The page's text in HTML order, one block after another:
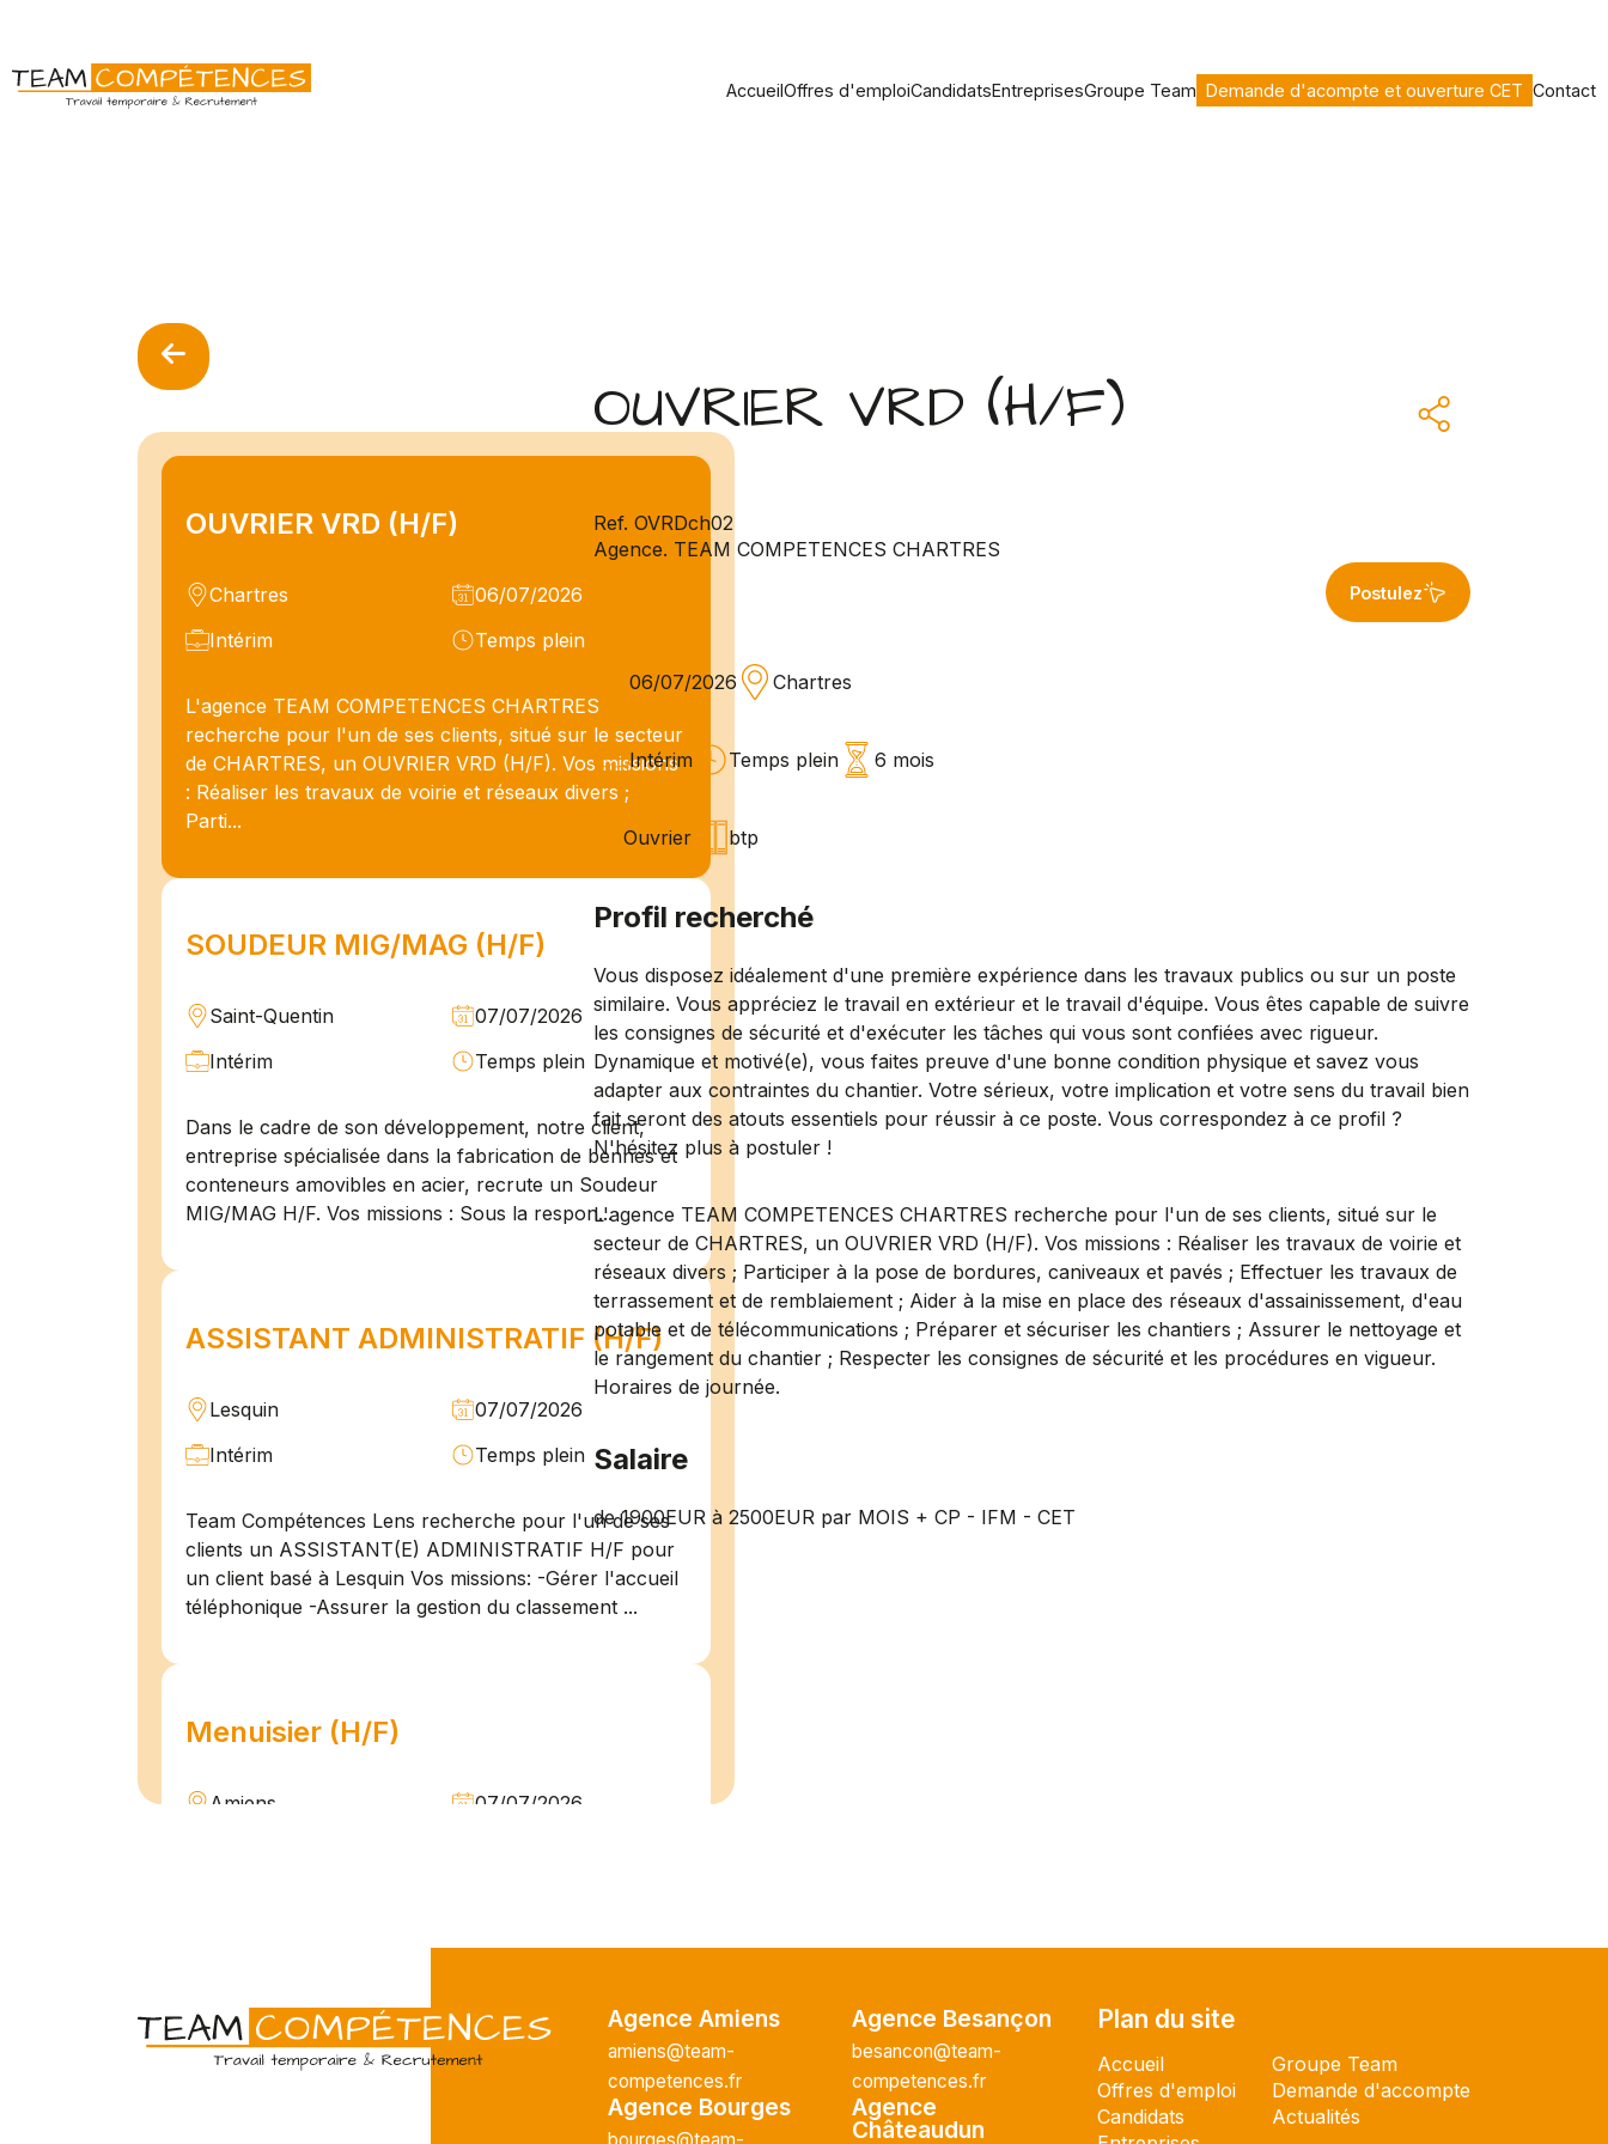
AccueilOffres d'emploiCandidatsEntreprisesGroupe Team Demande d'acompte et ouverture CET Contact
OUVRIER VRD (H/F)
Chartres
06/07/2026
Intérim
Temps plein
L'agence TEAM COMPETENCES CHARTRES
recherche pour l'un de ses clients, situé sur le secteur
de CHARTRES, un OUVRIER VRD (H/F). Vos missions
: Réaliser les travaux de voirie et réseaux divers ;
Parti...
SOUDEUR MIG/MAG (H/F)
Saint-Quentin
07/07/2026
Intérim
Temps plein
Dans le cadre de son développement, notre client,
entreprise spécialisée dans la fabrication de bennes et
conteneurs amovibles en acier, recrute un Soudeur
MIG/MAG H/F. Vos missions : Sous la respon...
ASSISTANT ADMINISTRATIF (H/F)
Lesquin
07/07/2026
Intérim
Temps plein
Team Compétences Lens recherche pour l'un de ses
clients un ASSISTANT(E) ADMINISTRATIF H/F pour
un client basé à Lesquin Vos missions: -Gérer l'accueil
téléphonique -Assurer la gestion du classement ...
Menuisier (H/F)
Amiens
07/07/2026
son client ! Nous recherchons un Menuisier H.F en
Technicien de maintenance H/F
OUVRIER VRD (H/F)
Ref. OVRDch02
Agence. TEAM COMPETENCES CHARTRES
Postulez
06/07/2026 Chartres
Intérim Temps plein 6 mois
Ouvrier btp
Profil recherché
Vous disposez idéalement d'une première expérience dans les travaux publics ou sur un poste
similaire. Vous appréciez le travail en extérieur et le travail d'équipe. Vous êtes capable de suivre
les consignes de sécurité et d'exécuter les tâches qui vous sont confiées avec rigueur.
Dynamique et motivé(e), vous faites preuve d'une bonne condition physique et savez vous
adapter aux contraintes du chantier. Votre sérieux, votre implication et votre sens du travail bien
fait seront des atouts essentiels pour réussir à ce poste. Vous correspondez à ce profil ?
N'hésitez plus à postuler !
L'agence TEAM COMPETENCES CHARTRES recherche pour l'un de ses clients, situé sur le
secteur de CHARTRES, un OUVRIER VRD (H/F). Vos missions : Réaliser les travaux de voirie et
réseaux divers ; Participer à la pose de bordures, caniveaux et pavés ; Effectuer les travaux de
terrassement et de remblaiement ; Aider à la mise en place des réseaux d'assainissement, d'eau
potable et de télécommunications ; Préparer et sécuriser les chantiers ; Assurer le nettoyage et
le rangement du chantier ; Respecter les consignes de sécurité et les procédures en vigueur.
Horaires de journée.
Salaire
de 1900EUR à 2500EUR par MOIS + CP - IFM - CET
Agence Amiens
amiens@team-
competences.fr
Agence Bourges
Agence Besançon
besancon@team-
competences.fr
Agence
Châteaudun
Plan du site
Accueil
Offres d'emploi
Candidats
Groupe Team
Demande d'accompte
Actualités